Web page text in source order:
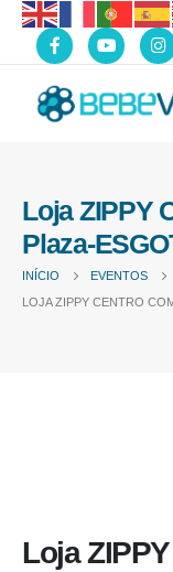
Loja ZIPPY
Plaza-
INÍCIO
EVENTOS
LOJA ZIPPY CENTRO
Loja